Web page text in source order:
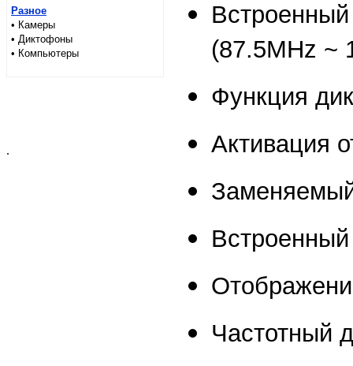
Разное
• Камеры
• Диктофоны
• Компьютеры
.
(87.5MHz ~
Функция
Активация
Частотный